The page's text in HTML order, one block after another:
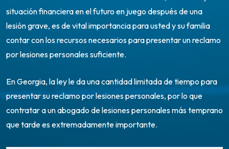
situación financiera en el futuro en juego después de una
lesión grave, es de vital importancia para usted y su familia
contar con los recursos necesarios para presentar un reclamo
por lesiones personales suficiente.
En Georgia, la ley le da una cantidad limitada de tiempo para
presentar su reclamo por lesiones personales, por lo que
contratar a un abogado de lesiones personales más temprano
que tarde es extremadamente importante.